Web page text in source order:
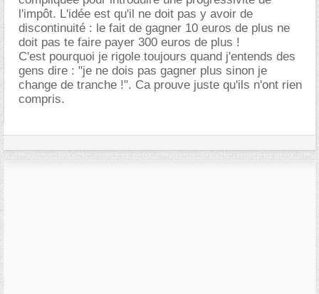
l'impôt. L'idée est qu'il ne doit pas y avoir de
discontinuité : le fait de gagner 10 euros de plus ne
doit pas te faire payer 300 euros de plus !
C'est pourquoi je rigole toujours quand j'entends des
gens dire : "je ne dois pas gagner plus sinon je
change de tranche !". Ca prouve juste qu'ils n'ont rien
compris.